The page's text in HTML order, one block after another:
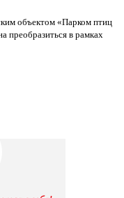
объектом «Парком птиц
преобразиться в рамках